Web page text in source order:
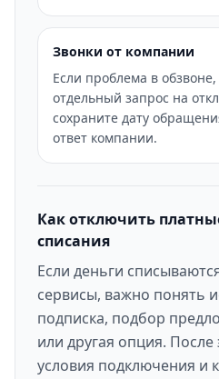
Звонки от компании
Если проблема в
отдельный запрос на
сохраните дату
ответ компании.
Как отключить
списания
Если деньги
сервисы, важно понять
подписка, подбор
или другая опция. После
условия подключения и